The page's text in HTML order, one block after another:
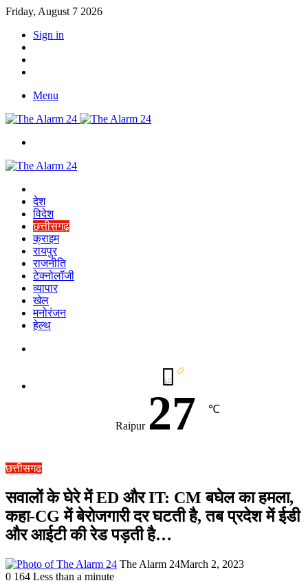
Friday, August 7 2026
Sign in
Menu
देश
विदेश
छत्तीसगढ़
क्राइम
रायपुर
राजनीति
टेक्नोलॉजी
व्यापार
खेल
मनोरंजन
हेल्थ
Raipur 27 ℃
छत्तीसगढ़
सवालों के घेरे में ED और IT: CM बघेल का हमला,
कहा-CG में बेरोजगारी दर घटती है, तब प्रदेश में ईडी
और आईटी की रेड पड़ती है…
The Alarm 24March 2, 2023
0 164 Less than a minute